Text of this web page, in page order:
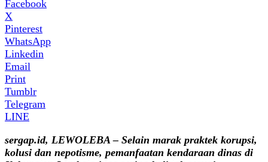
Facebook
X
Pinterest
WhatsApp
Linkedin
Email
Print
Tumblr
Telegram
LINE
sergap.id, LEWOLEBA – Selain marak praktek korupsi,
kolusi dan nepotisme, pemanfaatan kendaraan dinas di